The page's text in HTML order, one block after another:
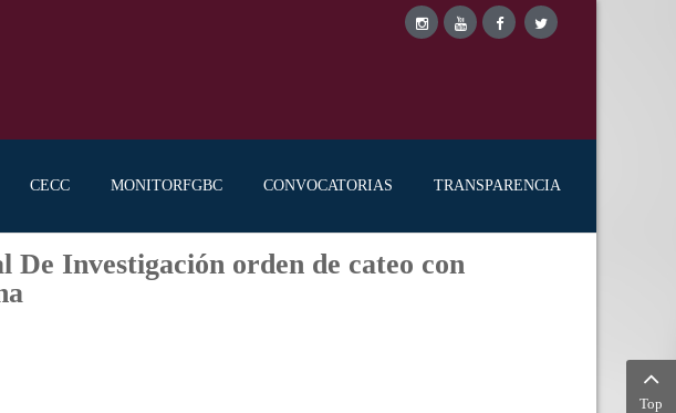
CECC MONITORFGBC CONVOCATORIAS TRANSPARENCIA
De Investigación orden de cateo con
Top